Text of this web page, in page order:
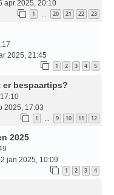
apr 2025, 20:10
1 … 20 21 22 23
2025, 21:45
1 2 3 4 5
er bespaartips?
2025, 17:03
1 … 9 10 11 12
2025
jan 2025, 10:09
1 2 3 4